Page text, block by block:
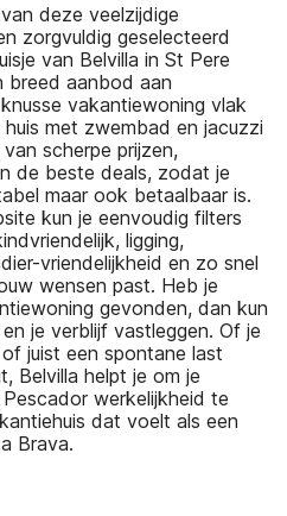
deze veelzijdige
zorgvuldig geselecteerd
van Belvilla in St Pere
breed aanbod aan
vakantiewoning vlak
met zwembad en jacuzzi
scherpe prijzen,
de beste deals, zodat je
maar ook betaalbaar is.
kun je eenvoudig filters
ligging,
vriendelijkheid en zo snel
wensen past. Heb je
gevonden, dan kun
je verblijf vastleggen. Of je
juist een spontane last
Belvilla helpt je om je
werkelijkheid te
dat voelt als een
Brava.